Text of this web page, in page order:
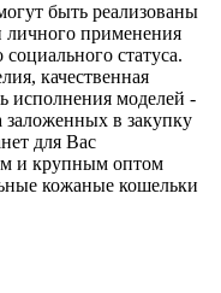
быть реализованы
личного применения
статуса.
качественная
исполнения моделей -
заложенных в закупку
для Вас
и крупным оптом
кожаные кошельки